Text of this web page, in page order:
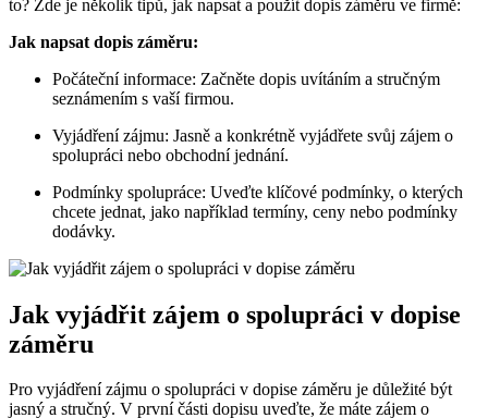
to? Zde je několik tipů, jak napsat a použít dopis záměru ve firmě:
Jak napsat dopis záměru:
Počáteční informace: Začněte dopis uvítáním a stručným
seznámením s vaší firmou.
Vyjádření zájmu: Jasně a konkrétně vyjádřete svůj zájem o
spolupráci nebo obchodní jednání.
Podmínky spolupráce: Uveďte klíčové podmínky, o kterých
chcete jednat, jako například termíny, ceny nebo podmínky
dodávky.
Jak vyjádřit zájem o spolupráci v dopise
záměru
Pro vyjádření zájmu o spolupráci v dopise záměru je důležité být
jasný a stručný. V první části dopisu uveďte, že máte zájem o